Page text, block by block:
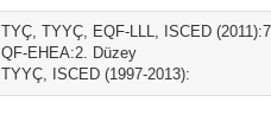
TYÇ, TYYÇ, EQF-LLL, ISCED
QF-EHEA:2. Düzey
TYYÇ, ISCED (1997-2013):